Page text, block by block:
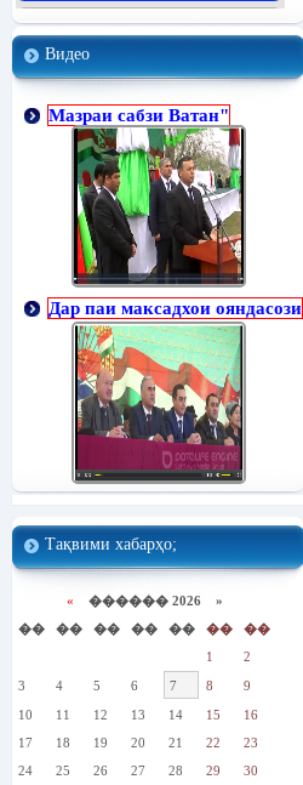
Видео
Мазраи сабзи Ватан"
Дар паи максадхои ояндасози
Тақвими хабарҳо;
« ������ 2026 »
��
�� �� �� �� ��
��
1
2
3
4 5 6 7 8
9
10
11 12 13 14 15
16
17
18 19 20 21 22
23
24
25 26 27 28 29
30